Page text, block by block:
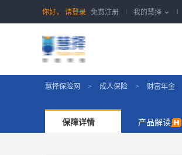
你好， 请登录 免费注册 我的慧择 
慧择保险网 > 成人保险 > 财富年金
保障详情 产品解读